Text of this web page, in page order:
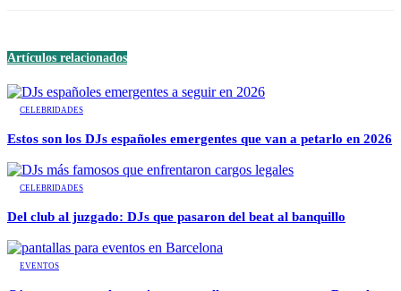
Artículos relacionados
CELEBRIDADES
Estos son los DJs españoles emergentes que van a petarlo en 2026
CELEBRIDADES
Del club al juzgado: DJs que pasaron del beat al banquillo
EVENTOS